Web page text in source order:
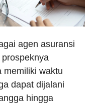
agen asuransi
memiliki waktu
dapat dijalani
hingga